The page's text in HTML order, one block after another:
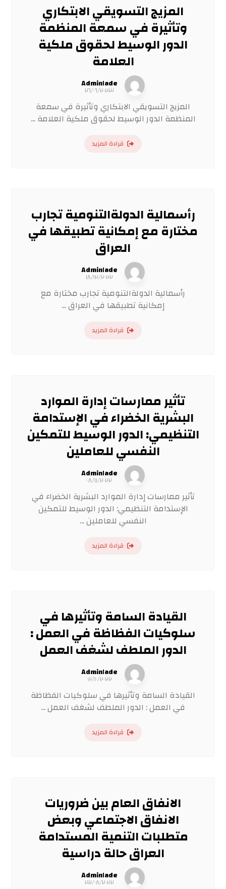
المزيج التسويقي الابتكاري
وتأثيرة في سمعة المنظمة
الدور الوسيط لحقوق ملكية
العلامة
Admin١ade
٢٦/٠٦/٢٠٢٣
المزيج التسويقي الابتكاري وتأثيرة في سمعة
المنظمة الدور الوسيط لحقوق ملكية العلامة ...
قراءة المزيد
رأسمالية الدولةالتنومية تجارب
مختارة مع إمكانية تطبيقها في
العراق
Admin١ade
١٨/١٢/٢٠٢٢
رأسمالية الدولةالتنومية تجارب مختارة مع
إمكانية تطبيقها في العراق ...
قراءة المزيد
تأثير ممارسات إدارة الموارد
البشرية الخضراء في الإستدامة
التنظيمي: الدور الوسيط للتمكين
النفسي للعاملين
Admin١ade
٠٨/١١/٢٠٢٢
تأثير ممارسات إدارة الموارد البشرية الخضراء في
الإستدامة التنظيمي: الدور الوسيط للتمكين
النفسي للعاملين ...
قراءة المزيد
القيادة السامة وتأثيرها في
سلوكيات الفظاظة في العمل :
الدور الملطف لشغف العمل
Admin١ade
٠٢/١٠/٢٠٢٢
القيادة السامة وتأثيرها في سلوكيات الفظاظة
في العمل : الدور الملطف لشغف العمل ...
قراءة المزيد
الانفاق العام بين ضروريات
الانفاق الاجتماعي وبعض
متطلبات التنمية المستدامة
العراق حالة دراسية
Admin١ade
٢٢/٠٨/٢٠٢٢